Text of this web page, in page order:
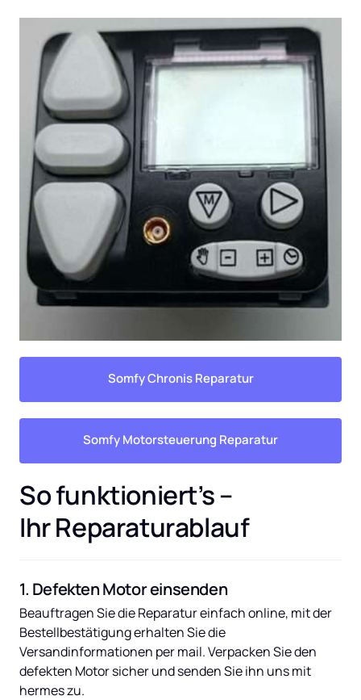
Somfy Chronis Reparatur
Somfy Motorsteuerung Reparatur
So funktioniert’s –
Ihr Reparaturablauf
1. Defekten Motor einsenden
Beauftragen Sie die Reparatur einfach online, mit der
Bestellbestätigung erhalten Sie die
Versandinformationen per mail. Verpacken Sie den
defekten Motor sicher und senden Sie ihn uns mit
hermes zu.